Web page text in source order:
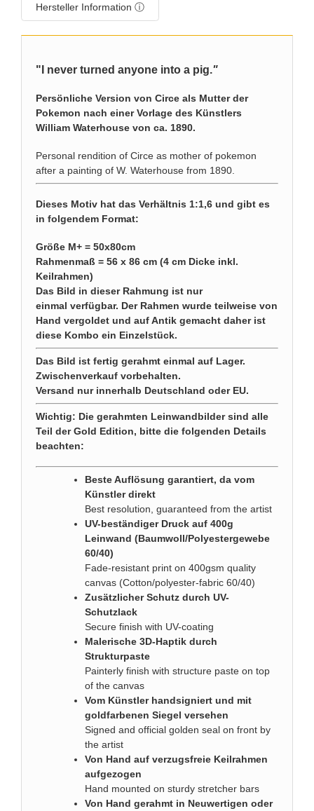
Hersteller Information ⓘ
"I never turned anyone into a pig."
Persönliche Version von Circe als Mutter der
Pokemon nach einer Vorlage des Künstlers
William Waterhouse von ca. 1890.
Personal rendition of Circe as mother of pokemon
after a painting of W. Waterhouse from 1890.
Dieses Motiv hat das Verhältnis 1:1,6 und gibt es
in folgendem Format:
Größe M+ = 50x80cm
Rahmenmaß = 56 x 86 cm (4 cm Dicke inkl.
Keilrahmen)
Das Bild in dieser Rahmung ist nur
einmal verfügbar. Der Rahmen wurde teilweise von
Hand vergoldet und auf Antik gemacht daher ist
diese Kombo ein Einzelstück.
Das Bild ist fertig gerahmt einmal auf Lager.
Zwischenverkauf vorbehalten.
Versand nur innerhalb Deutschland oder EU.
Wichtig: Die gerahmten Leinwandbilder sind alle
Teil der Gold Edition, bitte die folgenden Details
beachten:
Beste Auflösung garantiert, da vom
Künstler direkt
Best resolution, guaranteed from the artist
UV-beständiger Druck auf 400g
Leinwand (Baumwoll/Polyestergewebe
60/40)
Fade-resistant print on 400gsm quality
canvas (Cotton/polyester-fabric 60/40)
Zusätzlicher Schutz durch UV-
Schutzlack
Secure finish with UV-coating
Malerische 3D-Haptik durch
Strukturpaste
Painterly finish with structure paste on top
of the canvas
Vom Künstler handsigniert und mit
goldfarbenen Siegel versehen
Signed and official golden seal on front by
the artist
Von Hand auf verzugsfreie Keilrahmen
aufgezogen
Hand mounted on sturdy stretcher bars
Von Hand gerahmt in Neuwertigen oder